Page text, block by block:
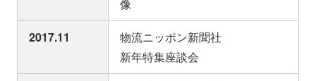
像
2017.11
物流ニッポン新聞社
新年特集座談会